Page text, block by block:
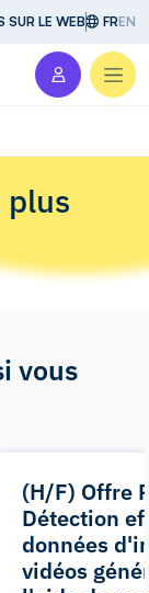
SUR LE WEB FREN
plus
vous
(H/F) Offre
Détection
données
vidéos